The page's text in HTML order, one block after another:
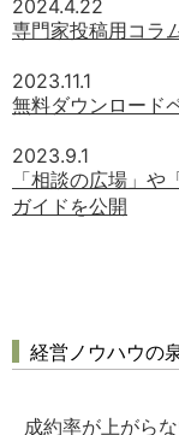
2024.4.22
専門家投稿用コラ
2023.11.1
無料ダウンロード
2023.9.1
「相談の広場」
ガイドを公開
経営ノウハウの
成約率が上がら